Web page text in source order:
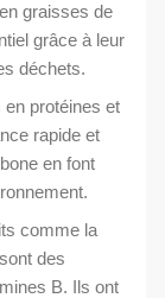
graisses de
grâce à leur
déchets.
protéines et
rapide et
en font
comme la
des
B. Ils ont